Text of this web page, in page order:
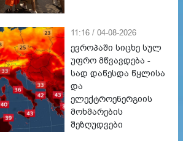
11:16 / 04-08-2026
ევროპაში სიცხე სულ
უფრო მწვავდება -
სად დაწესდა წყლისა
და
ელექტროენერგიის
მოხმარების
შეზღუდვები